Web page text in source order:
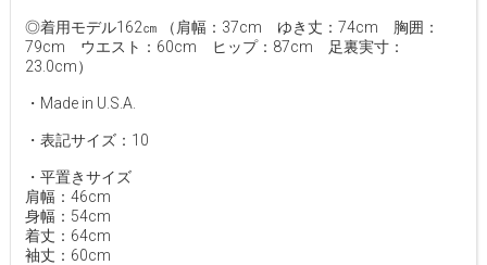
◎着用モデル162㎝ （肩幅：37cm ゆき丈：74cm 胸囲：
79cm ウエスト：60cm ヒップ：87cm 足裏実寸：
23.0cm）
・Made in U.S.A.
・表記サイズ：10
・平置きサイズ
肩幅：46cm
身幅：54cm
着丈：64cm
袖丈：60cm